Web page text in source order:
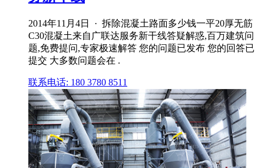
2014年11月4日 · 拆除混凝土路面多少钱一平20厚无筋
C30混凝土来自广联达服务新干线答疑解惑,百万建筑问
题,免费提问,专家极速解答 您的问题已发布 您的回答已
提交 大多数问题会在 .
联系电话: 180 3780 8511